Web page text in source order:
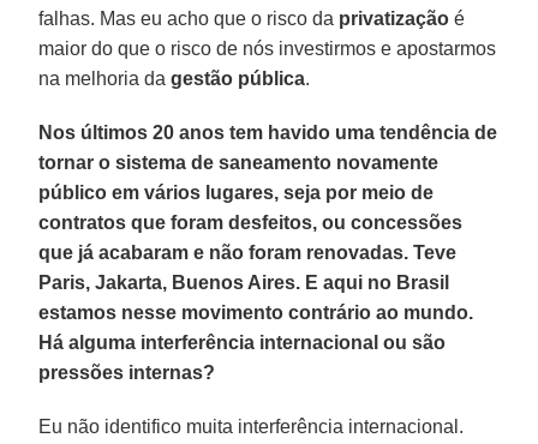
falhas. Mas eu acho que o risco da privatização é
maior do que o risco de nós investirmos e apostarmos
na melhoria dagestão pública.
Nos últimos 20 anos tem havido uma tendência de
tornar o sistema de saneamento novamente
público em vários lugares, seja por meio de
contratos que foram desfeitos, ou concessões
que já acabaram e não foram renovadas. Teve
Paris, Jakarta, Buenos Aires. E aqui no Brasil
estamos nesse movimento contrário ao mundo.
Há alguma interferência internacional ou são
pressões internas?
Eu não identifico muita interferência internacional.